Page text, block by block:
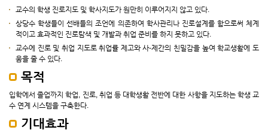
교수의 학생 진로지도 및 학사지도가 원만히 이루어지지 않고 있다.
상당수 학생들이 선배들의 조언에 의존하여 학사관리나 진로설계를 함으로써 체계
적이고 효과적인 진로탐색 및 개발과 취업 준비를 하지 못하고 있다.
교수에 진로 및 취업 지도로 취업률 제고와 사-제간의 친밀감을 높여 학교생활에 도
움을 줄 수 있다.
목적
입학에서 졸업까지 학업, 진로, 취업 등 대학생활 전반에 대한 사항을 지도하는 학생 교
수 연계 시스템을 구축한다.
기대효과